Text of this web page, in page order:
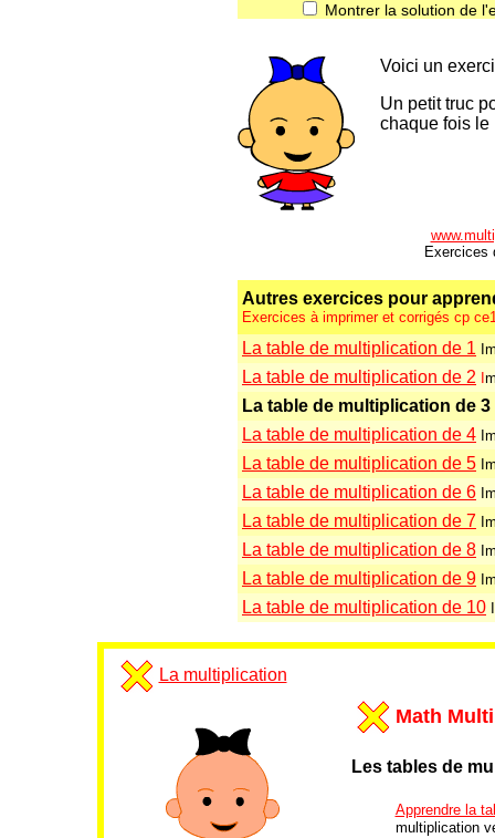
Montrer la solution de
Voici un
Un petit truc
chaque fois le
Exercices
Autres exercices pour
Exercices à imprimer et corrigés cp
La table de multiplication de 1
La table de multiplication de 2
La table de multiplication de 3
La table de multiplication de 4
La table de multiplication de 5
La table de multiplication de 6
La table de multiplication de 7
La table de multiplication de 8
La table de multiplication de 9
La table de multiplication de 10
La multiplication
Math
Les tables de
Apprendre la
multiplication